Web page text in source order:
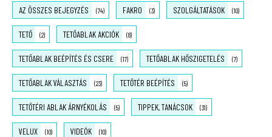
AZ ÖSSZES BEJEGYZÉS (74) FAKRO (3) SZOLGÁLTATÁSOK (10)
TETŐ (2) TETŐABLAK AKCIÓK (8)
TETŐABLAK BEÉPÍTÉS ÉS CSERE (17) TETŐABLAK HŐSZIGETELÉS (7)
TETŐABLAK VÁLASZTÁS (23) TETŐTÉR BEÉPÍTÉS (5)
TETŐTÉRI ABLAK ÁRNYÉKOLÁS (5) TIPPEK, TANÁCSOK (31)
VELUX (10) VIDEÓK (10)